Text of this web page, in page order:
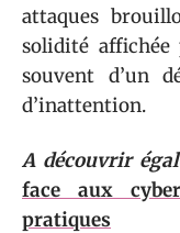
attaques
solidité
souvent d’un
d’inattention.
A découvrir
face aux
pratiques